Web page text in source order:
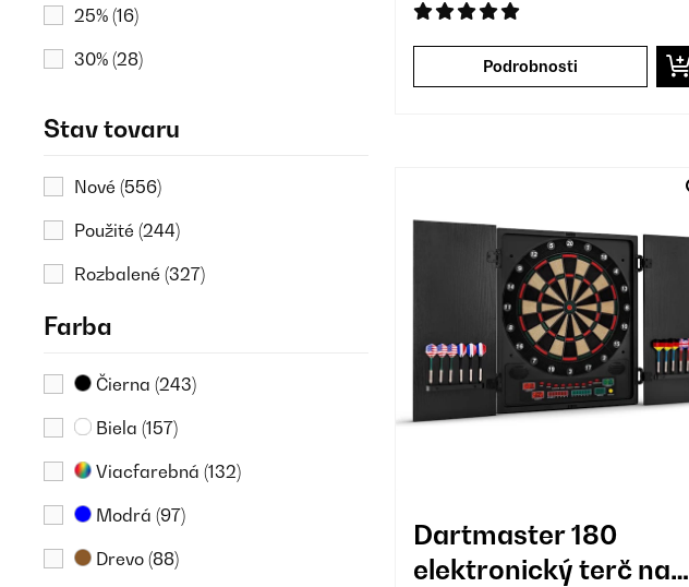
25% (16)
30% (28)
45%(64)
50%(8)
55%(149)
Stav tovaru
Nové (556)
Použité (244)
Rozbalené (327)
Farba
Čierna (243)
Biela (157)
Viacfarebná (132)
Modrá (97)
Drevo (88)
Podrobnosti
Dartmaster 180
elektronický terč na